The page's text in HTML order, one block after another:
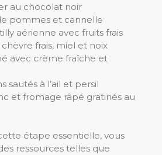
au chocolat noir
pommes et cannelle
aérienne avec fruits frais
frais, miel et noix
avec crème fraîche et
sautés à l’ail et persil
et fromage râpé gratinés au
étape essentielle, vous
ressources telles que